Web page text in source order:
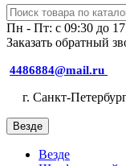
Пн - Пт: с 09:30 до
Заказать обратный
4486884@mail.ru
г. Санкт-
Везде
Везде